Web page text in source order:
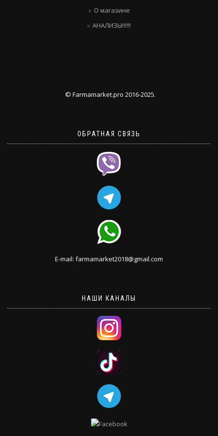
О магазине
АНАЛИЗЫ!!!!!!
© Farmamarket.pro 2016-2025.
ОБРАТНАЯ СВЯЗЬ
E-mail: farmamarket2018@gmail.com
НАШИ КАНАЛЫ